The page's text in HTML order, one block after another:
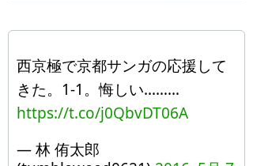
西京極で京都サンガの応援して
きた。1-1。悔しい………
https://t.co/j0QbvDT06A
— 林 侑太郎